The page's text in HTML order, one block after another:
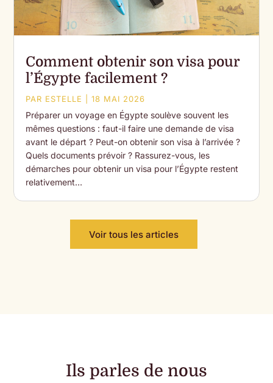
Comment obtenir son visa pour
l’Égypte facilement ?
PAR ESTELLE |18 MAI 2026
Préparer un voyage en Égypte soulève souvent les
mêmes questions : faut-il faire une demande de visa
avant le départ ? Peut-on obtenir son visa à l’arrivée ?
Quels documents prévoir ? Rassurez-vous, les
démarches pour obtenir un visa pour l’Égypte restent
relativement…
Voir tous les articles
Ils parles de nous